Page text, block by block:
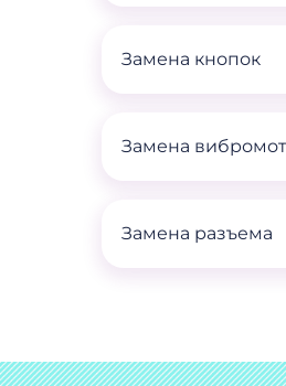
Замена кнопок
Замена
Замена разъема